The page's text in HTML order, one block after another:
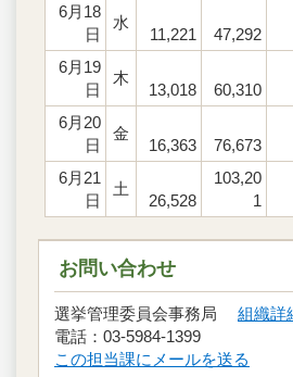
6月18
日
水
11,221 47,292
6月19
日
木
13,018 60,310
6月20
日
金
16,363 76,673
6月21
日
土
26,528
103,20
1
お問い合わせ
選挙管理委員会事務局 組織詳
電話：03-5984-1399
この担当課にメールを送る